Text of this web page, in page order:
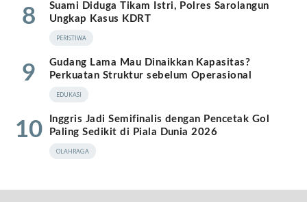
8
Suami Diduga Tikam Istri, Polres Sarolangun
Ungkap Kasus KDRT
PERISTIWA
9
Gudang Lama Mau Dinaikkan Kapasitas?
Perkuatan Struktur sebelum Operasional
EDUKASI
10
Inggris Jadi Semifinalis dengan Pencetak Gol
Paling Sedikit di Piala Dunia 2026
OLAHRAGA